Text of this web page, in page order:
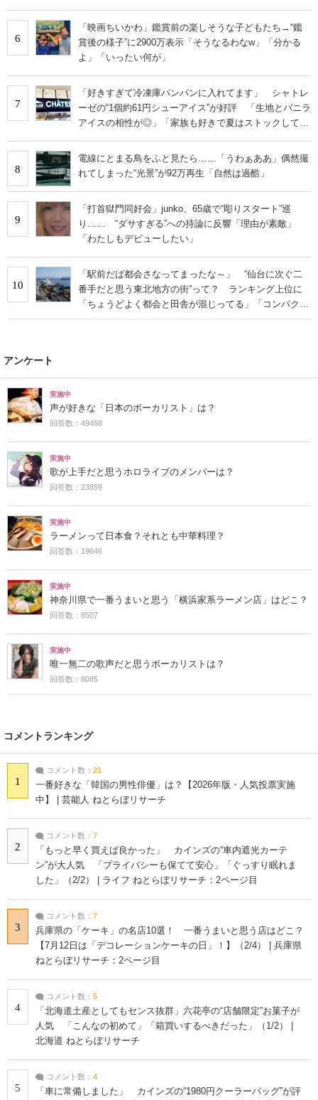
6
「映画ちいかわ」鑑賞前の楽しそうな子どもたち→“鑑
賞後の様子”に2900万表示「そうなるわなw」「分かる
よ」「いったい何が」
7
「好きすぎて冷凍庫パンパンに入れてます」 シャトレ
ーゼの“1個約61円シューアイス”が好評 「生地とバニラ
アイスの相性が◎」「家族も好きで夏はストックして
8
電線にとまる鳥をふと見たら……「うわぁああ」偶然撮
れてしまった“光景”が92万再生「自然は過酷」
9
「打首獄門同好会」junko、65歳で“彫りスタート”巡
り…… “ダサすぎる”への持論に反響「理由が素敵」
「わたしもデビューしたい」
10
「駅前だば都会さなってまったな～」 “仙台に次ぐ二
番手だと思う東北地方の街”って？ ランキング上位に
「ちょうどよく都会と田舎が混じってる」「コンパクト
にまとまったいい街」の声
アンケート
実施中
声が好きな「日本のボーカリスト」は？
回答数：49468
実施中
歌が上手だと思うホロライブのメンバーは？
回答数：23859
実施中
ラーメンって日本食？それとも中華料理？
回答数：19646
実施中
神奈川県で一番うまいと思う「横浜家系ラーメン店」はどこ？
回答数：8507
実施中
唯一無二の歌声だと思うボーカリストは？
回答数：8085
コメントランキング
1
コメント数： 21
一番好きな「韓国の男性俳優」は？【2026年版・人気投票実施
中】 | 芸能人 ねとらぼリサーチ
2
コメント数： 7
「もっと早く買えば良かった」 カインズの“車内遮光カーテ
ン”が大人気 「プライバシーも保てて安心」「ぐっすり眠れま
した」（2/2） | ライフ ねとらぼリサーチ：2ページ目
3
コメント数： 7
兵庫県の「ケーキ」の名店10選！ 一番うまいと思う店はどこ？
【7月12日は「デコレーションケーキの日」！】（2/4） | 兵庫県
ねとらぼリサーチ：2ページ目
4
コメント数： 5
「北海道土産としてもセンス抜群」六花亭の“店舗限定”お菓子が
人気 「こんなの初めて」「箱買いするべきだった」（1/2） |
北海道 ねとらぼリサーチ
5
コメント数： 4
「車に常備しました」 カインズの“1980円クーラーバッグ”が評